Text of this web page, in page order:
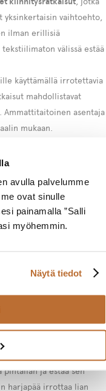
avulla palvelumme
ovat sinulle
painamalla ”Salli
myöhemmin.
Näytä tiedot
yksinkertaisin vaihtoehto,
ilman erillisiä
välissä estää
käyttämällä irrotettavia
mahdollistavat
Ammattitaitoinen asentaja
mukaan.
Laatat kiinnitetään
teipillä. Tämä
parhaat
päälle kelluvana
ratkaisu sopii erityisen
että vedenkestävyyttä.
pintalian ja estää sen
harjapää irrottaa lian